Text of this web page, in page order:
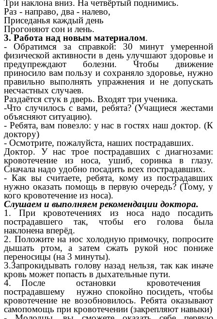
Три наклона вниз. На четвёртый поднимись.
Раз - направо, два - налево,
Приседанья каждый день
Прогоняют сон и лень.
3. Работа над новым материалом.
- Обратимся за справкой: 30 минут умеренной
физической активности в день улучшают здоровье и
предупреждают болезни. Чтобы движение
приносило вам пользу и сохраняло здоровье, нужно
правильно выполнять упражнения и не допускать
несчастных случаев.
Раздаётся стук в дверь. Входят три ученика.
-Что случилось с вами, ребята? (Учащиеся жестами
объясняют ситуацию).
- Ребята, вам повезло: у нас в гостях наш доктор. (К
доктору)
- Осмотрите, пожалуйста, наших пострадавших.
Доктор. У нас трое пострадавших с диагнозами:
кровотечение из носа, ушиб, соринка в глазу.
Сначала надо удобно посадить всех пострадавших.
- Как вы считаете, ребята, кому из пострадавших
нужно оказать помощь в первую очередь? (Тому, у
кого кровотечение из носа).
Слушаем и выполняем рекомендации доктора.
1. При кровотечениях из носа надо посадить
пострадавшего так, чтобы его голова была
наклонена вперёд.
2. Положите на нос холодную примочку, попросите
дышать ртом, а затем сжать рукой нос пониже
переносицы (на 3 минуты).
3.Запрокидывать голову назад нельзя, так как иначе
кровь может попасть в дыхательные пути.
4. После остановки кровотечения
пострадавшему нужно спокойно посидеть, чтобы
кровотечение не возобновилось. Ребята оказывают
самопомощь при кровотечении (закрепляют навыки)